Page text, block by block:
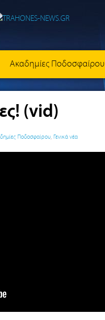
Ακαδημίες Ποδοσφαίρου
(vid)
Ποδοσφαίρου, Γενικά νέα